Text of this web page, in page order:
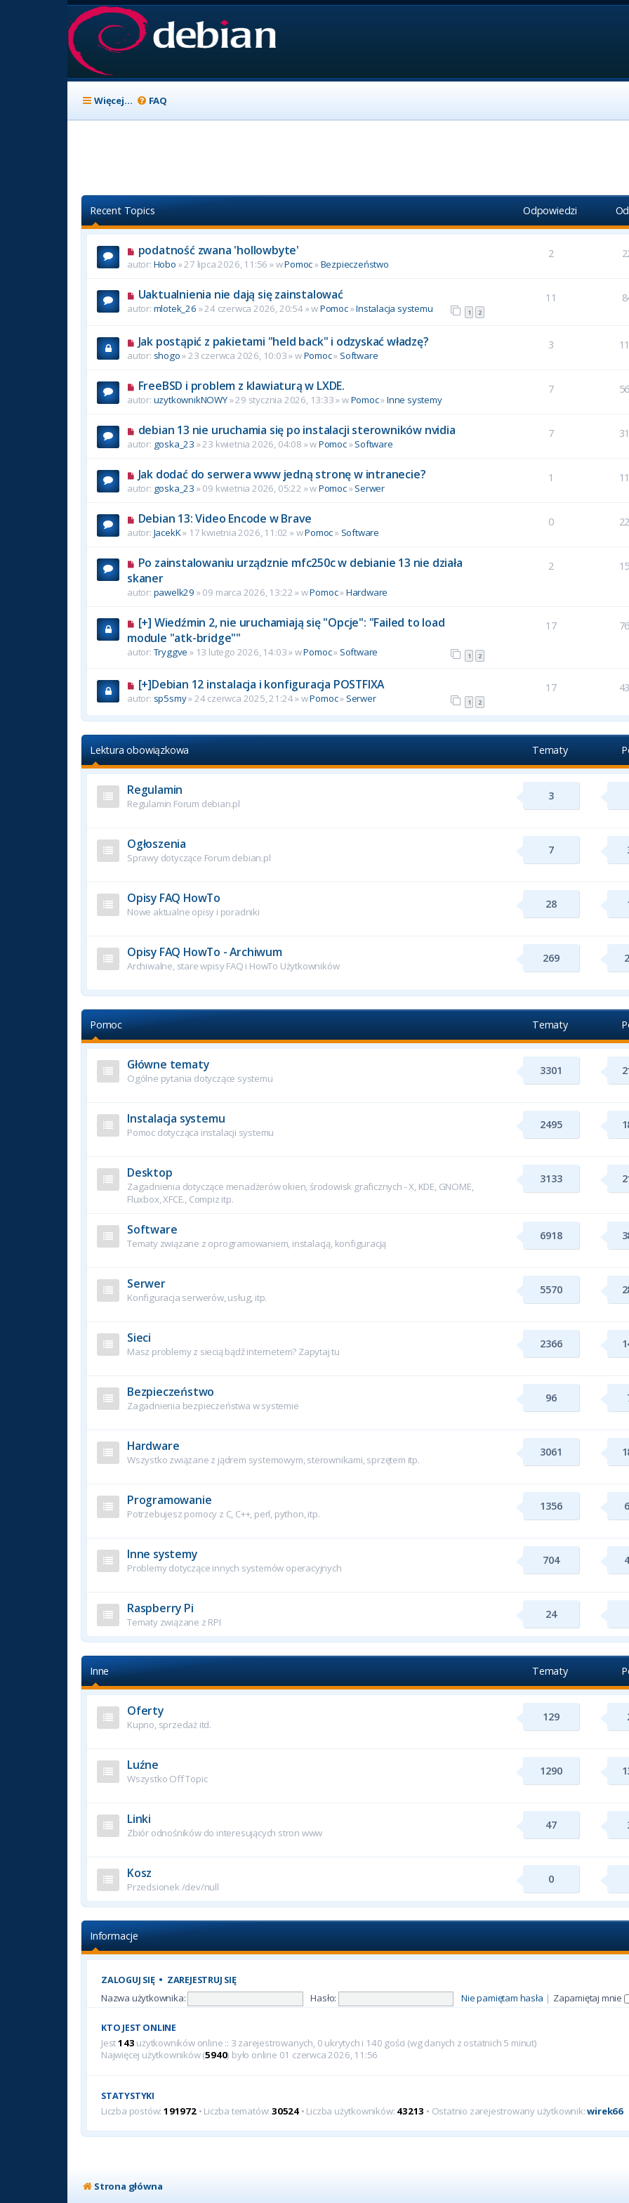
Więcej… FAQ
Recent Topics Odpowiedzi
podatność zwana 'hollowbyte'
autor: Hobo » 27 lipca 2026, 11:56 » wPomoc»Bezpieczeństwo
2
Uaktualnienia nie dają się zainstalować
1 2
autor: mlotek_26 » 24 czerwca 2026, 20:54 » wPomoc»Instalacja systemu
11
Jak postąpić z pakietami "held back" i odzyskać władzę?
autor: shogo» 23 czerwca 2026, 10:03 » wPomoc» Software
3
FreeBSD i problem z klawiaturą w LXDE.
autor: uzytkownikNOWY» 29 stycznia 2026, 13:33 » wPomoc»Inne systemy
7
debian 13 nie uruchamia się po instalacji sterowników nvidia
autor: goska_23 » 23 kwietnia 2026, 04:08 » wPomoc»Software
7
Jak dodać do serwera www jedną stronę w intranecie?
autor: goska_23 » 09 kwietnia 2026, 05:22 » wPomoc»Serwer
1
Debian 13: Video Encode w Brave
autor: JacekK» 17 kwietnia 2026, 11:02 » wPomoc» Software
0
Po zainstalowaniu urządznie mfc250c w debianie 13 nie działa
skaner
autor: pawelk29 » 09 marca 2026, 13:22 » wPomoc»Hardware
2
[+] Wiedźmin 2, nie uruchamiają się "Opcje": "Failed to load
module "atk-bridge""
1 2
autor: Tryggve » 13 lutego 2026, 14:03 » wPomoc» Software
17
[+]Debian 12 instalacja i konfiguracja POSTFIXA
1 2
autor: sp5smy» 24 czerwca 2025, 21:24 » wPomoc» Serwer
17
Lektura obowiązkowa Tematy
Regulamin
Regulamin Forum debian.pl
3
Ogłoszenia
Sprawy dotyczące Forum debian.pl
7
Opisy FAQ HowTo
Nowe aktualne opisy i poradniki
28
Opisy FAQ HowTo - Archiwum
Archiwalne, stare wpisy FAQ i HowTo Użytkowników
269
Pomoc Tematy
Główne tematy
Ogólne pytania dotyczące systemu
3301
Instalacja systemu
Pomoc dotycząca instalacji systemu
2495
Desktop
Zagadnienia dotyczące menadżerów okien, środowisk graficznych - X, KDE, GNOME,
Fluxbox, XFCE., Compiz itp.
3133
Software
Tematy związane z oprogramowaniem, instalacją, konfiguracją
6918
Serwer
Konfiguracja serwerów, usług, itp.
5570
Sieci
Masz problemy z siecią bądź internetem? Zapytaj tu
2366
Bezpieczeństwo
Zagadnienia bezpieczeństwa w systemie
96
Hardware
Wszystko związane z jądrem systemowym, sterownikami, sprzętem itp.
3061
Programowanie
Potrzebujesz pomocy z C, C++, perl, python, itp.
1356
Inne systemy
Problemy dotyczące innych systemów operacyjnych
704
Raspberry Pi
Tematy związane z RPI
24
Inne Tematy
Oferty
Kupno, sprzedaż itd.
129
Luźne
Wszystko Off Topic
1290
Linki
Zbiór odnośników do interesujących stron www
47
Kosz
Przedsionek /dev/null
0
Informacje
ZALOGUJ SIĘ• ZAREJESTRUJ SIĘ
Nazwa użytkownika: Hasło: Nie pamiętam hasła | Zapamiętaj mnie
KTO JEST ONLINE
Jest143 użytkowników online :: 3 zarejestrowanych, 0 ukrytych i 140 gości (wg danych z ostatnich 5 minut)
Najwięcej użytkowników (5940) było online 01 czerwca 2026, 11:56
STATYSTYKI
Liczba postów: 191972• Liczba tematów:30524 • Liczba użytkowników: 43213 • Ostatnio zarejestrowany użytkownik:wirek66
Strona główna